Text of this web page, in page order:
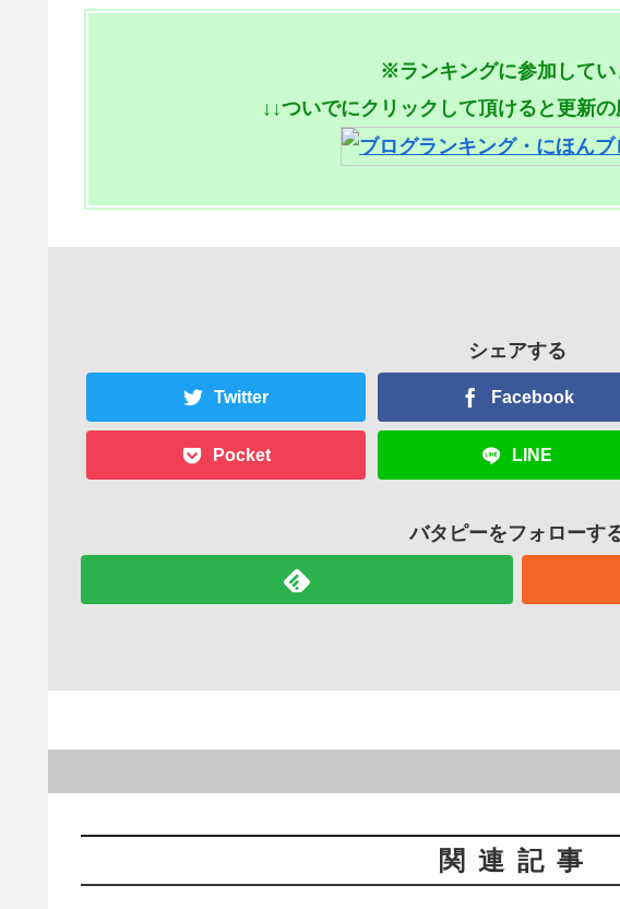
※ランキングに参加してい
↓↓ついでにクリックして頂けると更新
シェアする
Twitter Facebook
Pocket LINE
バタピーをフォローす
関連記事